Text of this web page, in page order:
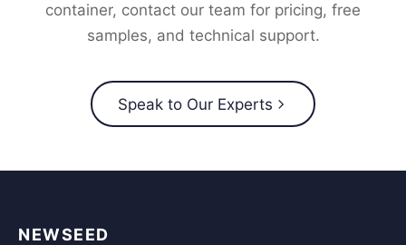
container, contact our team for pricing, free
samples, and technical support.
Speak to Our Experts
NEWSEED